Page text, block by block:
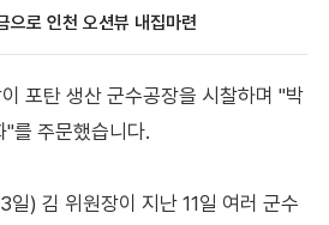
포탄 생산 군수공장을 시찰하며 "박
를 주문했습니다.
일) 김 위원장이 지난 11일 여러 군수